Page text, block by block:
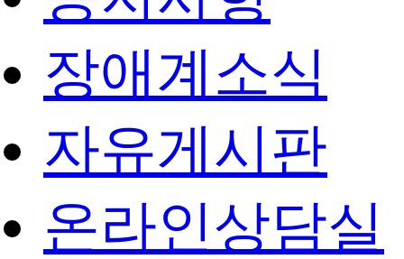
장애계소식
자유게시판
온라인상담실